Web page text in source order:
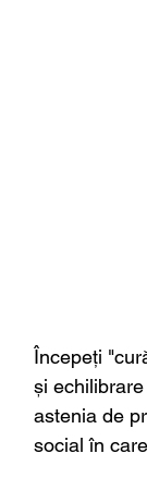
Începeți
și
astenia de
social în